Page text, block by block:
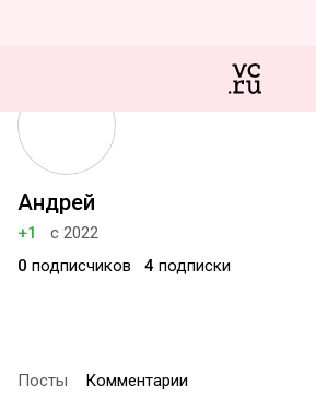
Андрей
+1
с 2022
0 подписчиков 4 подписки
Посты Комментарии